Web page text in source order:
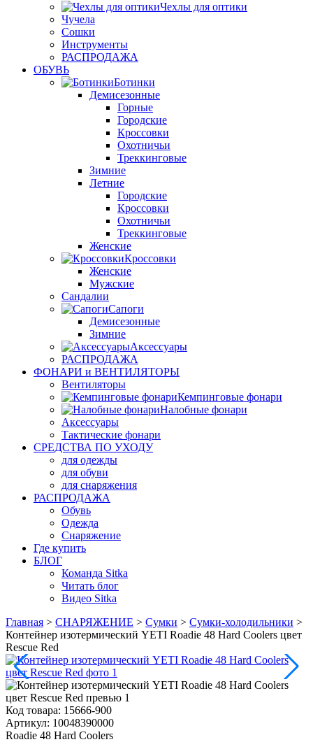
Чехлы для оптики
Чучела
Сошки
Инструменты
РАСПРОДАЖА
ОБУВЬ
Ботинки
Демисезонные
Горные
Городские
Кроссовки
Охотничьи
Треккинговые
Зимние
Летние
Городские
Кроссовки
Охотничьи
Треккинговые
Женские
Кроссовки
Женские
Мужские
Сандалии
Сапоги
Демисезонные
Зимние
Аксессуары
РАСПРОДАЖА
ФОНАРИ и ВЕНТИЛЯТОРЫ
Вентиляторы
Кемпинговые фонари
Налобные фонари
Аксессуары
Тактические фонари
СРЕДСТВА ПО УХОДУ
для одежды
для обуви
для снаряжения
РАСПРОДАЖА
Обувь
Одежда
Снаряжение
Где купить
БЛОГ
Команда Sitka
Читать блог
Видео Sitka
Главная > СНАРЯЖЕНИЕ > Сумки > Сумки-холодильники >
Контейнер изотермический YETI Roadie 48 Hard Coolers цвет
Rescue Red
Код товара: 15666-900
Артикул: 10048390000
Roadie 48 Hard Coolers